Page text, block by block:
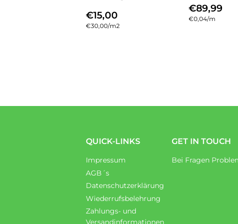
NORMALER
PREIS
€15,00
Einzelpreis
€30,00/pro
m2
PREIS
€89,99
Einzelpreis
€0,04/pro
m
QUICK-LINKS
Impressum
AGB´s
Datenschutzerklärung
Wiederrufsbelehrung
Zahlungs- und
Versandinformationen
GET IN TOUCH
Bei Fragen